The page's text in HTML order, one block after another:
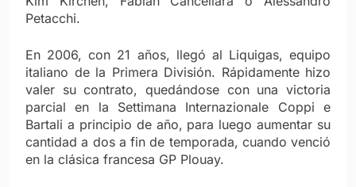
Petacchi.
En 2006, con 21 años, llegó al Liquigas, equipo
italiano de la Primera División. Rápidamente hizo
valer su contrato, quedándose con una victoria
parcial en la Settimana Internazionale Coppi e
Bartali a principio de año, para luego aumentar su
cantidad a dos a fin de temporada, cuando venció
en la clásica francesa GP Plouay.